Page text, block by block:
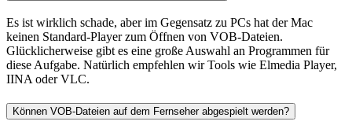
Es ist wirklich schade, aber im Gegensatz zu PCs hat der Mac
keinen Standard-Player zum Öffnen von VOB-Dateien.
Glücklicherweise gibt es eine große Auswahl an Programmen für
diese Aufgabe. Natürlich empfehlen wir Tools wie Elmedia Player,
IINA oder VLC.
Können VOB-Dateien auf dem Fernseher abgespielt werden?